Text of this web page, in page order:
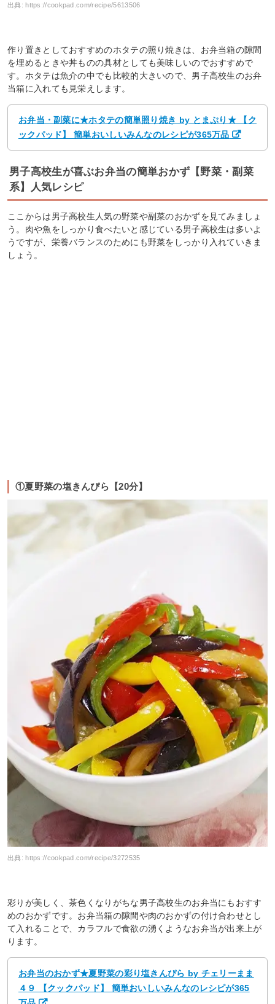
出典:https://cookpad.com/recipe/5613506
作り置きとしておすすめのホタテの照り焼きは、お弁当箱の隙間
を埋めるときや丼ものの具材としても美味しいのでおすすめで
す。ホタテは魚介の中でも比較的大きいので、男子高校生のお弁
当箱に入れても見栄えします。
お弁当・副菜に★ホタテの簡単照り焼き by とまぷり★ 【ク
ックパッド】 簡単おいしいみんなのレシピが365万品
男子高校生が喜ぶお弁当の簡単おかず【野菜・副菜
系】人気レシピ
ここからは男子高校生人気の野菜や副菜のおかずを見てみましょ
う。肉や魚をしっかり食べたいと感じている男子高校生は多いよ
うですが、栄養バランスのためにも野菜をしっかり入れていきま
しょう。
①夏野菜の塩きんぴら【20分】
出典: https://cookpad.com/recipe/3272535
彩りが美しく、茶色くなりがちな男子高校生のお弁当にもおすす
めのおかずです。お弁当箱の隙間や肉のおかずの付け合わせとし
て入れることで、カラフルで食欲の湧くようなお弁当が出来上が
ります。
お弁当のおかず★夏野菜の彩り塩きんぴら by チェリーまま
４９ 【クックパッド】 簡単おいしいみんなのレシピが365